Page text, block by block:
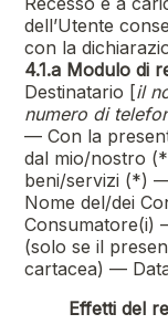
dell’Utente
con la
4.1.a Modulo di
Destinatario [il
numero di
— Con la
dal mio/nostro
beni/servizi (*)
Nome del/dei
Consumatore(i)
(solo se il
cartacea) —
Effetti del